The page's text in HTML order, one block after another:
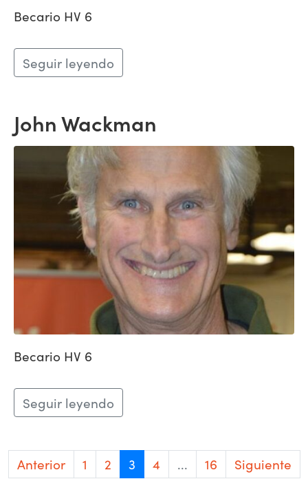
Becario HV 6
Seguir leyendo
John Wackman
Becario HV 6
Seguir leyendo
Anterior 1 2 3 4 ... 16 Siguiente